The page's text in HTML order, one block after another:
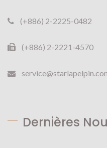
(+886) 2-2225-0482
(+886) 2-2221-4570
Dernières